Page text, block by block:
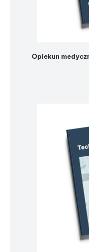
Opiekun